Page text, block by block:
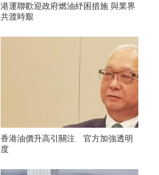
港運聯歡迎政府燃油紓困措施 與業界
共渡時艱
香港油價升高引關注 官方加強透明
度